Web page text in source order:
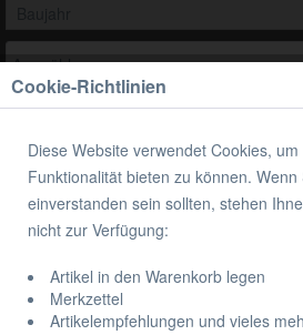
Auswählen
Kineo
Ducati Hypermotard 939
Cookie-Richtlinien
Diese Website verwendet Cookies,
Funktionalität bieten zu können.
einverstanden sein sollten, stehen
nicht zur Verfügung:
Artikel in den Warenkorb legen
Merkzettel
Artikelempfehlungen und vieles